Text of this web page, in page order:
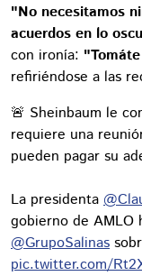
"No necesitamos
acuerdos en lo
con ironía:
refiriéndose a las
🚨 Sheinbaum le
requiere una
pueden pagar su
La presidenta
gobierno de AMLO
@GrupoSalinas
pic.twitter.com/